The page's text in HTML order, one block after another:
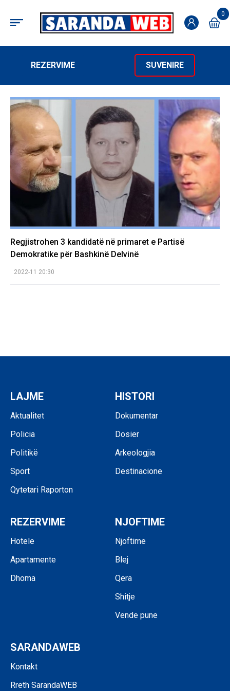
0
REZERVIME SUVENIRE
Regjistrohen 3 kandidatë në primaret e Partisë
Demokratike për Bashkinë Delvinë
2022-11 20:30
LAJME
Aktualitet
Policia
Politikë
Sport
Qytetari Raporton
HISTORI
Dokumentar
Dosier
Arkeologjia
Destinacione
REZERVIME
Hotele
Apartamente
Dhoma
NJOFTIME
Njoftime
Blej
Qera
Shitje
Vende pune
SARANDAWEB
Kontakt
Rreth SarandaWEB